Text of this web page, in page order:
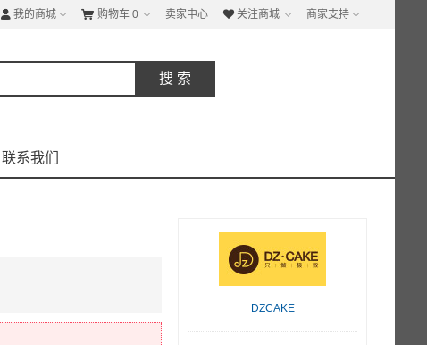
 我的商城  购物车 0 卖家中心  关注商城 商家支持
联系我们
DZCAKE